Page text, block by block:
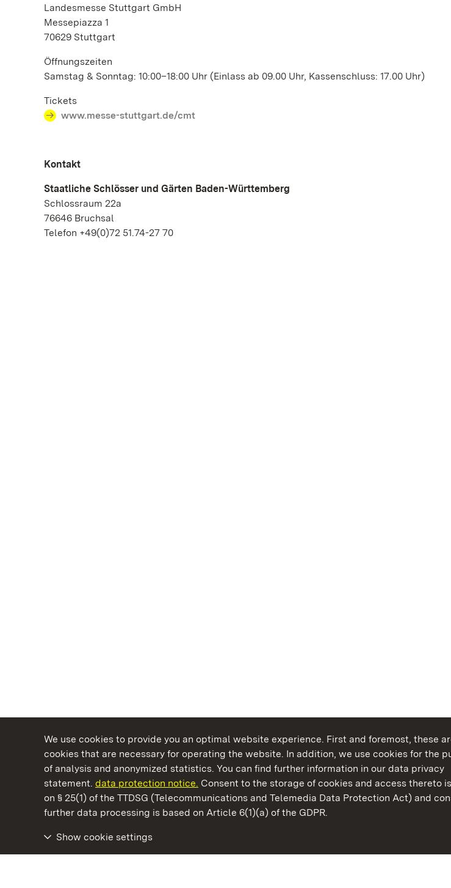
We use cookies to provide you an optimal website experience. First and foremost, these
cookies that are necessary for operating the website. In addition, we use cookies for the
of analysis and anonymized statistics. You can find further information in our data privacy
statement. data protection notice. Consent to the storage of cookies and access thereto
on § 25(1) of the TTDSG (Telecommunications and Telemedia Data Protection Act) and
further data processing is based on Article 6(1)(a) of the GDPR.
Show cookie settings
Landesmesse Stuttgart GmbH
Messepiazza 1
70629 Stuttgart
Öffnungszeiten
Samstag & Sonntag: 10:00–18:00 Uhr (Einlass ab 09.00 Uhr, Kassenschluss: 17.00 Uhr)
Tickets
www.messe-stuttgart.de/cmt
Kontakt
Staatliche Schlösser und Gärten Baden-Württemberg
Schlossraum 22a
76646 Bruchsal
Telefon +49(0)72 51.74-27 70
State Palaces and Gardens of Baden-Wuerttemberg